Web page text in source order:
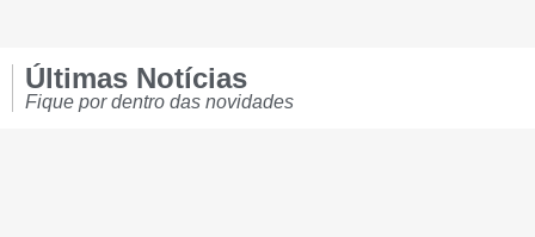
Últimas Notícias
Fique por dentro das novidades